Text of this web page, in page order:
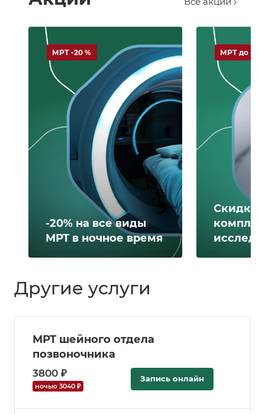
-20% на все виды
МРТ в ночное время
МРТ -20 %
Скидка
МРТ до -60
Другие услуги
МРТ шейного отдела
позвоночника
3800 ₽
ночью 3040 ₽
Запись онлайн